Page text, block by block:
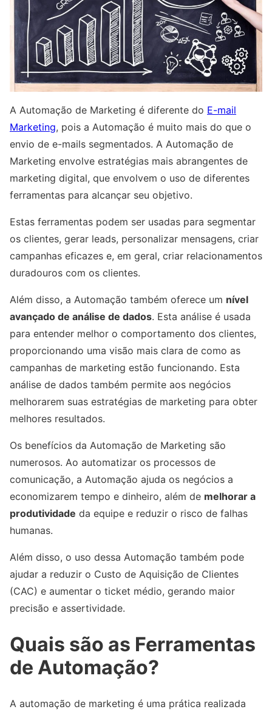
A Automação de Marketing é diferente do E-mail
Marketing, pois a Automação é muito mais do que o
envio de e-mails segmentados. A Automação de
Marketing envolve estratégias mais abrangentes de
marketing digital, que envolvem o uso de diferentes
ferramentas para alcançar seu objetivo.
Estas ferramentas podem ser usadas para segmentar
os clientes, gerar leads, personalizar mensagens, criar
campanhas eficazes e, em geral, criar relacionamentos
duradouros com os clientes.
Além disso, a Automação também oferece um nível
avançado de análise de dados. Esta análise é usada
para entender melhor o comportamento dos clientes,
proporcionando uma visão mais clara de como as
campanhas de marketing estão funcionando. Esta
análise de dados também permite aos negócios
melhorarem suas estratégias de marketing para obter
melhores resultados.
Os benefícios da Automação de Marketing são
numerosos. Ao automatizar os processos de
comunicação, a Automação ajuda os negócios a
economizarem tempo e dinheiro, além de melhorar a
produtividade da equipe e reduzir o risco de falhas
humanas.
Além disso, o uso dessa Automação também pode
ajudar a reduzir o Custo de Aquisição de Clientes
(CAC) e aumentar o ticket médio, gerando maior
precisão e assertividade.
Quais são as Ferramentas
de Automação?
A automação de marketing é uma prática realizada